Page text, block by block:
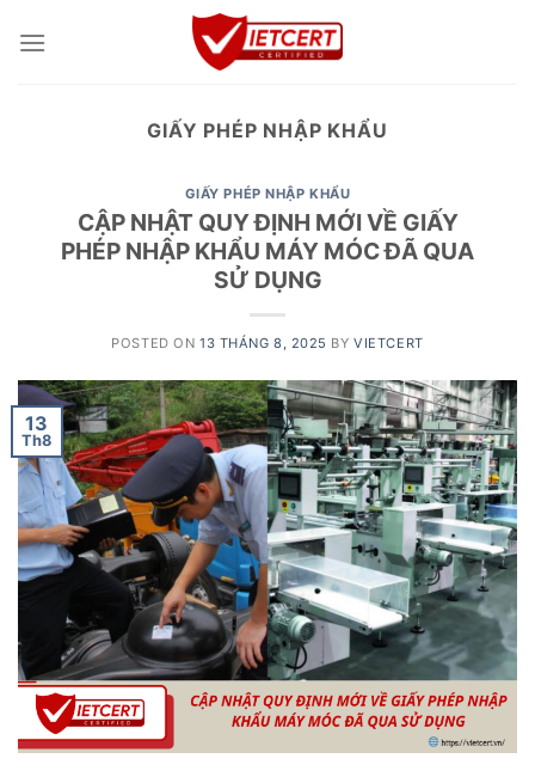
GIẤY PHÉP NHẬP KHẨU
GIẤY PHÉP NHẬP KHẨU
CẬP NHẬT QUY ĐỊNH MỚI VỀ GIẤY
PHÉP NHẬP KHẨU MÁY MÓC ĐÃ QUA
SỬ DỤNG
POSTED ON 13 THÁNG 8, 2025 BYVIETCERT
13
Th8